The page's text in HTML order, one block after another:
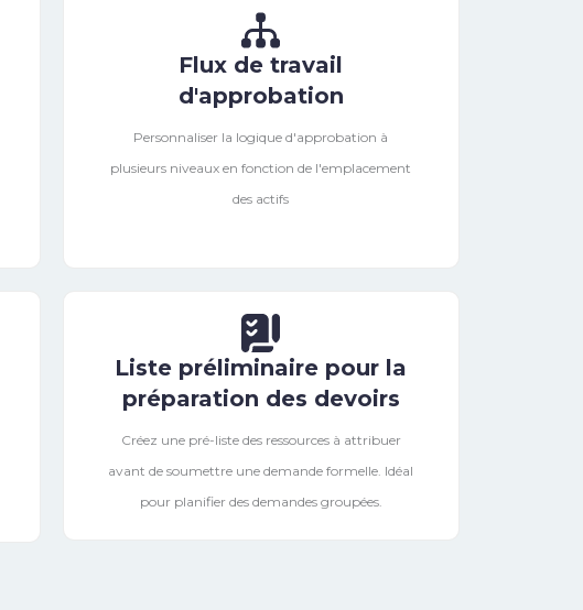
Flux de travail
d'approbation
Personnaliser la logique d'approbation à
plusieurs niveaux en fonction de l'emplacement
des actifs
Liste préliminaire pour la
préparation des devoirs
Créez une pré-liste des ressources à attribuer
avant de soumettre une demande formelle. Idéal
pour planifier des demandes groupées.